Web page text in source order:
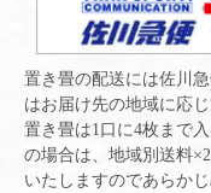
置き畳の配送には佐川
はお届け先の地域に応
置き畳は1口に4枚まで
の場合は、地域別送料
いたしますのであらか